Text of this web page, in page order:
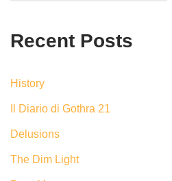
Recent Posts
History
Il Diario di Gothra 21
Delusions
The Dim Light